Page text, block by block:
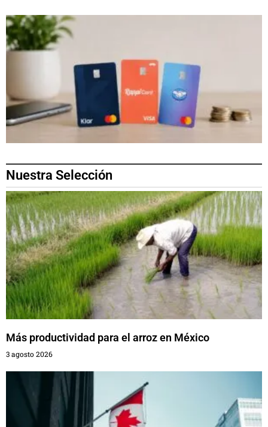
Nuestra Selección
Más productividad para el arroz en México
3 agosto 2026